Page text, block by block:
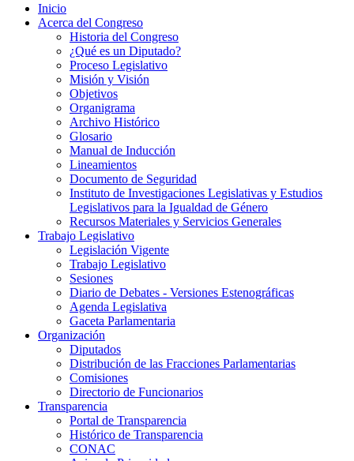
Inicio
Acerca del Congreso
Historia del Congreso
¿Qué es un Diputado?
Proceso Legislativo
Misión y Visión
Objetivos
Organigrama
Archivo Histórico
Glosario
Manual de Inducción
Lineamientos
Documento de Seguridad
Instituto de Investigaciones Legislativas y Estudios
Legislativos para la Igualdad de Género
Recursos Materiales y Servicios Generales
Trabajo Legislativo
Legislación Vigente
Trabajo Legislativo
Sesiones
Diario de Debates - Versiones Estenográficas
Agenda Legislativa
Gaceta Parlamentaria
Organización
Diputados
Distribución de las Fracciones Parlamentarias
Comisiones
Directorio de Funcionarios
Transparencia
Portal de Transparencia
Histórico de Transparencia
CONAC